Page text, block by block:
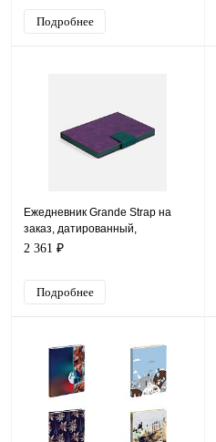
Подробнее
Ежедневник Grande Strap на
заказ, датированный,
фиолетовый
2 361 ₽
Подробнее